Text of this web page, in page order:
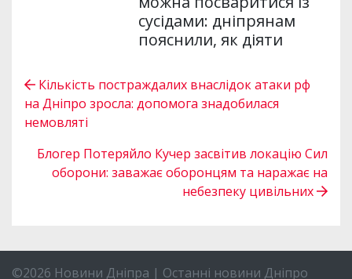
сусідами: дніпрянам
пояснили, як діяти
Кількість постраждалих внаслідок атаки рф
на Дніпро зросла: допомога знадобилася
немовляті
Блогер Потеряйло Кучер засвітив локацію Сил
оборони: заважає оборонцям та наражає на
небезпеку цивільних
©2026 Новини Дніпра | Останні новини Дніпро